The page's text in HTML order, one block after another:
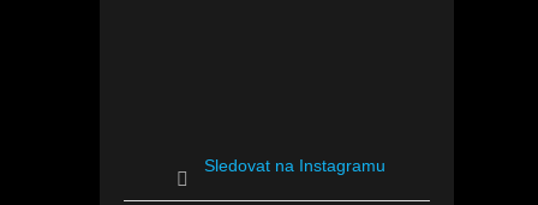
Sledovat na Instagramu